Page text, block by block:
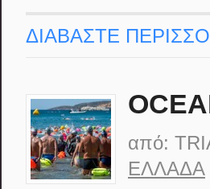
ΔΙΑΒΑΣΤΕ
από:
ΕΛΛΆΔΑ